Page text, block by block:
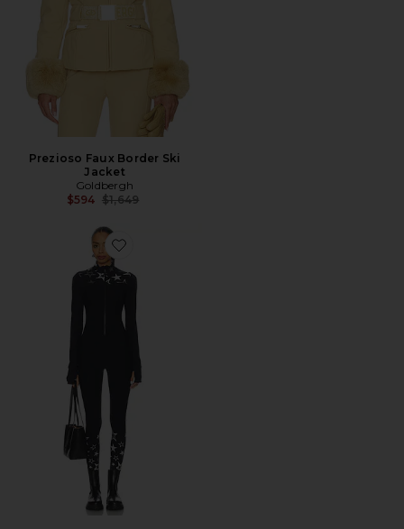
Prezioso Faux Border Ski
Jacket
Goldbergh
$594 Previous price:
$1,649
Favorite SUPERSTAR NOVA 점프수트